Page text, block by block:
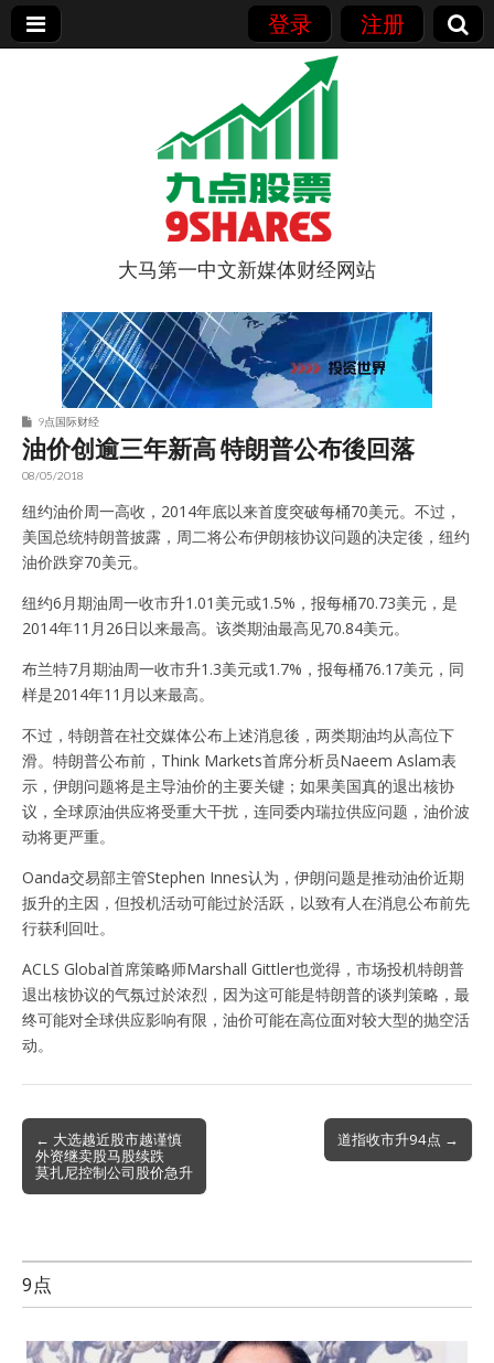
登录 注册
9点股票
大马第一中文新媒体财经网站
9点国际财经
油价创逾三年新高 特朗普公布後回落
08/05/2018
纽约油价周一高收，2014年底以来首度突破每桶70美元。不过，
美国总统特朗普披露，周二将公布伊朗核协议问题的决定後，纽约
油价跌穿70美元。
纽约6月期油周一收市升1.01美元或1.5%，报每桶70.73美元，是
2014年11月26日以来最高。该类期油最高见70.84美元。
布兰特7月期油周一收市升1.3美元或1.7%，报每桶76.17美元，同
样是2014年11月以来最高。
不过，特朗普在社交媒体公布上述消息後，两类期油均从高位下
滑。特朗普公布前，Think Markets首席分析员Naeem Aslam表
示，伊朗问题将是主导油价的主要关键；如果美国真的退出核协
议，全球原油供应将受重大干扰，连同委内瑞拉供应问题，油价波
动将更严重。
Oanda交易部主管Stephen Innes认为，伊朗问题是推动油价近期
扳升的主因，但投机活动可能过於活跃，以致有人在消息公布前先
行获利回吐。
ACLS Global首席策略师Marshall Gittler也觉得，市场投机特朗普
退出核协议的气氛过於浓烈，因为这可能是特朗普的谈判策略，最
终可能对全球供应影响有限，油价可能在高位面对较大型的抛空活
动。
navigation
← 大选越近股市越谨慎
外资继卖股马股续跌
莫扎尼控制公司股价急升
道指收市升94点 →
9点